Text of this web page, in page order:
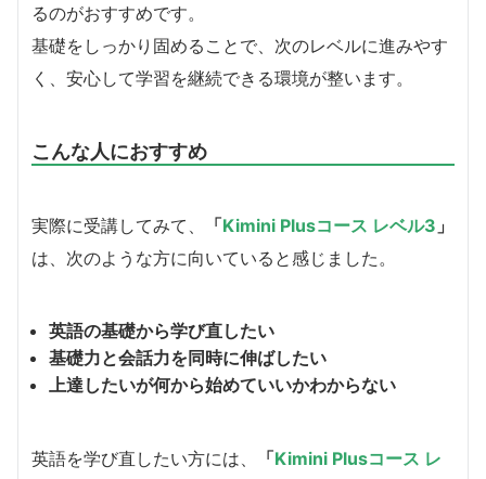
るのがおすすめです。
基礎をしっかり固めることで、次のレベルに進みやす
く、安心して学習を継続できる環境が整います。
こんな人におすすめ
実際に受講してみて、 「Kimini Plusコース レベル3 」
は、次のような方に向いていると感じました。
英語の基礎から学び直したい
基礎力と会話力を同時に伸ばしたい
上達したいが何から始めていいかわからない
英語を学び直したい方には、 「Kimini Plusコース レ